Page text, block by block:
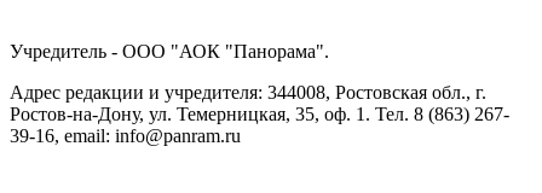
Учредитель - ООО "АОК "Панорама".
Адрес редакции и учредителя: 344008, Ростовская обл., г.
Ростов-на-Дону, ул. Темерницкая, 35, оф. 1. Тел. 8 (863) 267-
39-16, email: info@panram.ru